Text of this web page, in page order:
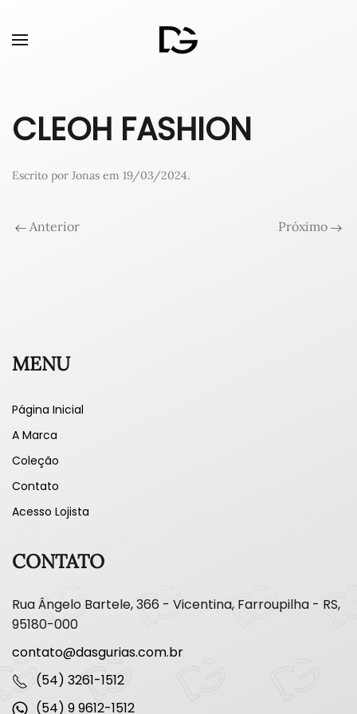
CLEOH FASHION
Escrito por Jonas em 19/03/2024.
Anterior Próximo
MENU
Página Inicial
A Marca
Coleção
Contato
Acesso Lojista
CONTATO
Rua Ângelo Bartele, 366 - Vicentina, Farroupilha - RS,
95180-000
contato@dasgurias.com.br
(54) 3261-1512
(54) 9 9612-1512